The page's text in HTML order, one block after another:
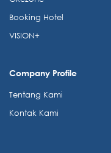
Booking Hotel
VISION+
Company Profile
Tentang Kami
Kontak Kami